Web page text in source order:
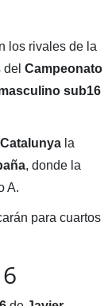
los rivales de la
Campeonato
sub16
Catalunyala
, donde la
A.
para cuartos